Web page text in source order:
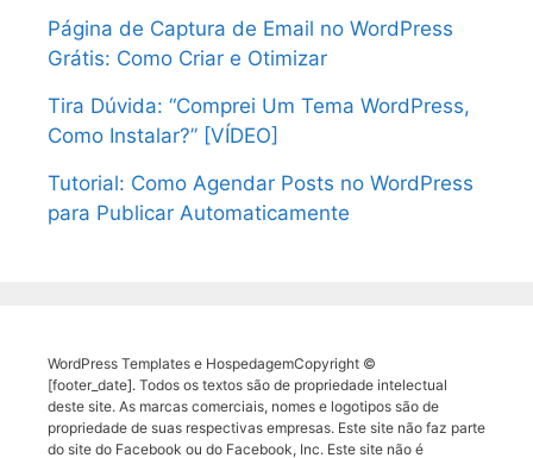
Página de Captura de Email no WordPress
Grátis: Como Criar e Otimizar
Tira Dúvida: “Comprei Um Tema WordPress,
Como Instalar?” [VÍDEO]
Tutorial: Como Agendar Posts no WordPress
para Publicar Automaticamente
WordPress Templates e HospedagemCopyright ©
[footer_date]. Todos os textos são de propriedade intelectual
deste site. As marcas comerciais, nomes e logotipos são de
propriedade de suas respectivas empresas. Este site não faz parte
do site do Facebook ou do Facebook, Inc. Este site não é